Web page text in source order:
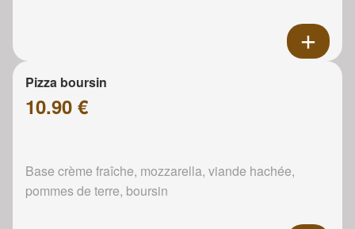
Pizza boursin
10.90 €
Base crème fraîche, mozzarella, viande hachée,
pommes de terre, boursin